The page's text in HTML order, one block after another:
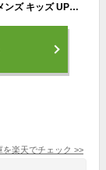
【送料無料】ラッシュガード トレンカ レディース メンズ キッズ UPF50+ VAXPOT(バックスポット) ラッシュトレンカ VA-4403【ラッシュガード レギンス UVカット】【ラッシュガード パーカー ラッシュパーカー サーフパンツ と一緒に】[返品交換不可][TP001][TP002][TP003]
を楽天でチェック >>